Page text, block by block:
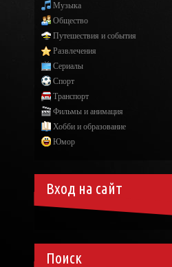
Музыка
Общество
Путешествия и события
Развлечения
Сериалы
Спорт
Транспорт
Фильмы и анимация
Хобби и образование
Юмор
Вход на сайт
Поиск